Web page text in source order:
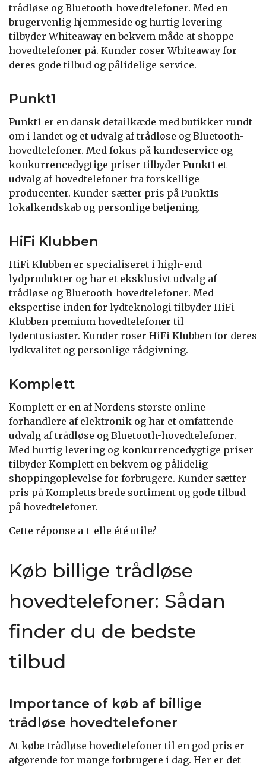
trådløse og Bluetooth-hovedtelefoner. Med en
brugervenlig hjemmeside og hurtig levering
tilbyder Whiteaway en bekvem måde at shoppe
hovedtelefoner på. Kunder roser Whiteaway for
deres gode tilbud og pålidelige service.
Punkt1
Punkt1 er en dansk detailkæde med butikker rundt
om i landet og et udvalg af trådløse og Bluetooth-
hovedtelefoner. Med fokus på kundeservice og
konkurrencedygtige priser tilbyder Punkt1 et
udvalg af hovedtelefoner fra forskellige
producenter. Kunder sætter pris på Punkt1s
lokalkendskab og personlige betjening.
HiFi Klubben
HiFi Klubben er specialiseret i high-end
lydprodukter og har et eksklusivt udvalg af
trådløse og Bluetooth-hovedtelefoner. Med
ekspertise inden for lydteknologi tilbyder HiFi
Klubben premium hovedtelefoner til
lydentusiaster. Kunder roser HiFi Klubben for deres
lydkvalitet og personlige rådgivning.
Komplett
Komplett er en af Nordens største online
forhandlere af elektronik og har et omfattende
udvalg af trådløse og Bluetooth-hovedtelefoner.
Med hurtig levering og konkurrencedygtige priser
tilbyder Komplett en bekvem og pålidelig
shoppingoplevelse for forbrugere. Kunder sætter
pris på Kompletts brede sortiment og gode tilbud
på hovedtelefoner.
Cette réponse a-t-elle été utile?
Køb billige trådløse
hovedtelefoner: Sådan
finder du de bedste
tilbud
Importance of køb af billige
trådløse hovedtelefoner
At købe trådløse hovedtelefoner til en god pris er
afgørende for mange forbrugere i dag. Her er det